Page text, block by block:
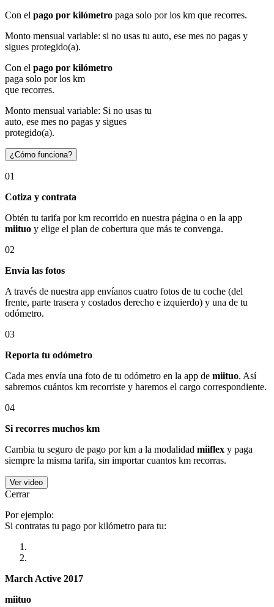
Con el pago por kilómetro paga solo por los km que recorres.
Monto mensual variable: si no usas tu auto, ese mes no pagas y
sigues protegido(a).
Con el pago por kilómetro
paga solo por los km
que recorres.
Monto mensual variable: Si no usas tu
auto, ese mes no pagas y sigues
protegido(a).
¿Cómo funciona?
01
Cotiza y contrata
Obtén tu tarifa por km recorrido en nuestra página o en la app
miituo y elige el plan de cobertura que más te convenga.
02
Envía las fotos
A través de nuestra app envíanos cuatro fotos de tu coche (del
frente, parte trasera y costados derecho e izquierdo) y una de tu
odómetro.
03
Reporta tu odómetro
Cada mes envía una foto de tu odómetro en la app de miituo. Así
sabremos cuántos km recorriste y haremos el cargo correspondiente.
04
Si recorres muchos km
Cambia tu seguro de pago por km a la modalidad miiflex y paga
siempre la misma tarifa, sin importar cuantos km recorras.
Ver video
Cerrar
Por ejemplo:
Si contratas tu pago por kilómetro para tu:
March Active 2017
miituo